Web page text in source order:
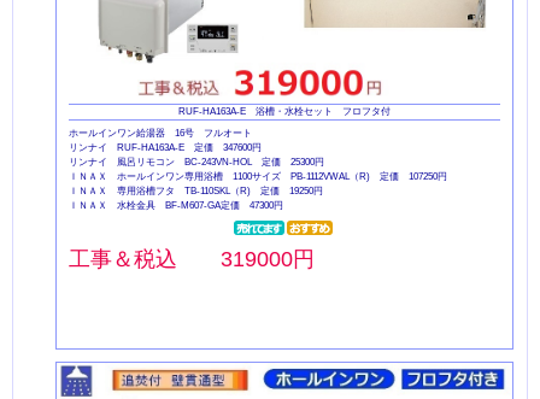
RUF-HA163A-E 浴槽・水栓セット フロフタ付
ホールインワン給湯器 16号 フルオート
リンナイ RUF-HA163A-E 定価 347600円
リンナイ 風呂リモコン BC-243VN-HOL 定価 25300円
ＩＮＡＸ ホールインワン専用浴槽 1100サイズ PB-1112VWAL（R) 定価 107250円
ＩＮＡＸ 専用浴槽フタ TB-110SKL（R) 定価 19250円
ＩＮＡＸ 水栓金具 BF-M607-GA定価 47300円
工事＆税込 319000円